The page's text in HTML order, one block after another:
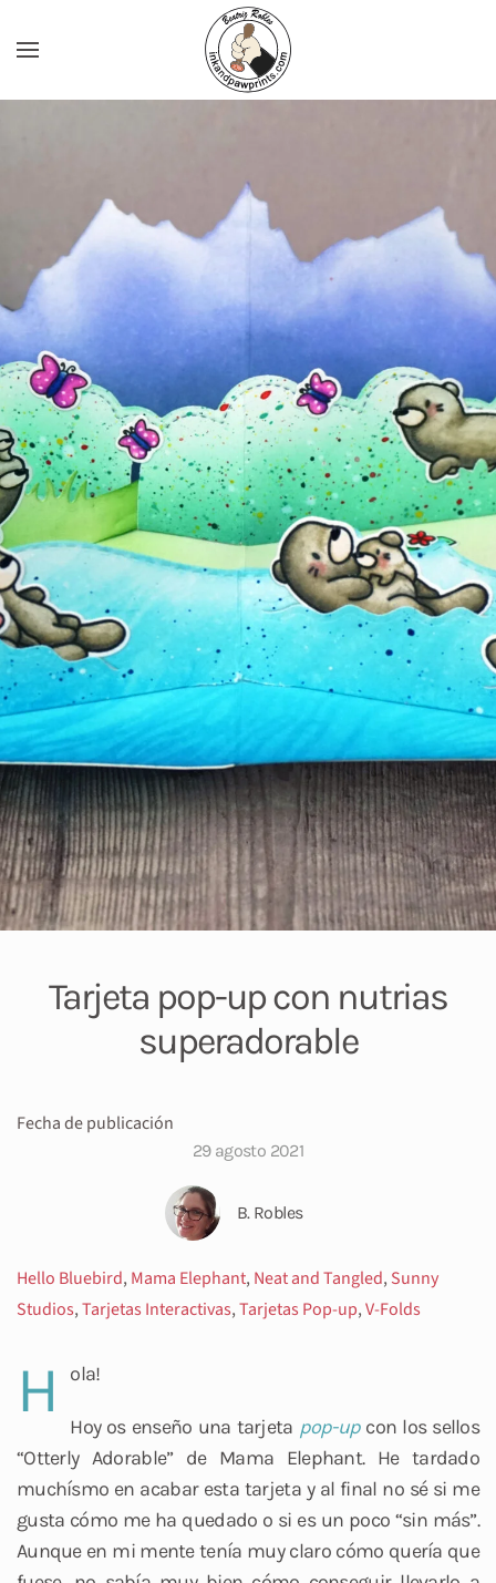
Ir al contenido principal
Tarjeta pop-up con nutrias
superadorable
Fecha de publicación
29 agosto 2021
B. Robles
Hello Bluebird,Mama Elephant,Neat and Tangled,Sunny
Studios,Tarjetas Interactivas,Tarjetas Pop-up,V-Folds
H ola!
Hoy os enseño una tarjeta pop-upcon los sellos
“Otterly Adorable” de Mama Elephant. He tardado
muchísmo en acabar esta tarjeta y al final no sé si me
gusta cómo me ha quedado o si es un poco “sin más”.
Aunque en mi mente tenía muy claro cómo quería que